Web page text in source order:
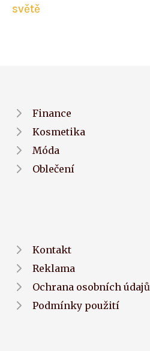
světě
Finance
Kosmetika
Móda
Oblečení
Kontakt
Reklama
Ochrana osobních údajů
Podmínky použití